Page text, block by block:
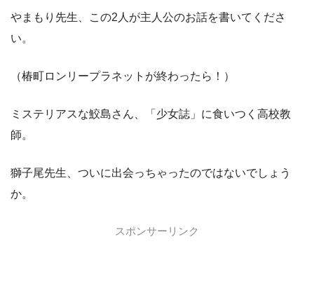
やまもり先生、この2人が主人公のお話を書いてくださ
い。
（椿町ロンリープラネットが終わったら！）
ミステリアスな鮫島さん、「少女誌」に食いつく高校教
師。
獅子尾先生、ついに出会っちゃったのではないでしょう
か。
スポンサーリンク